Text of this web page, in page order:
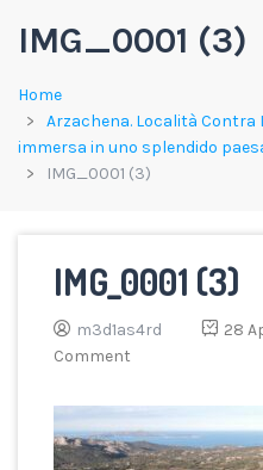
IMG_0001 (3)
Home
Arzachena. Località Contra
immersa in uno splendido
IMG_0001 (3)
IMG_0001 (3)
m3d1as4rd 28
Comment